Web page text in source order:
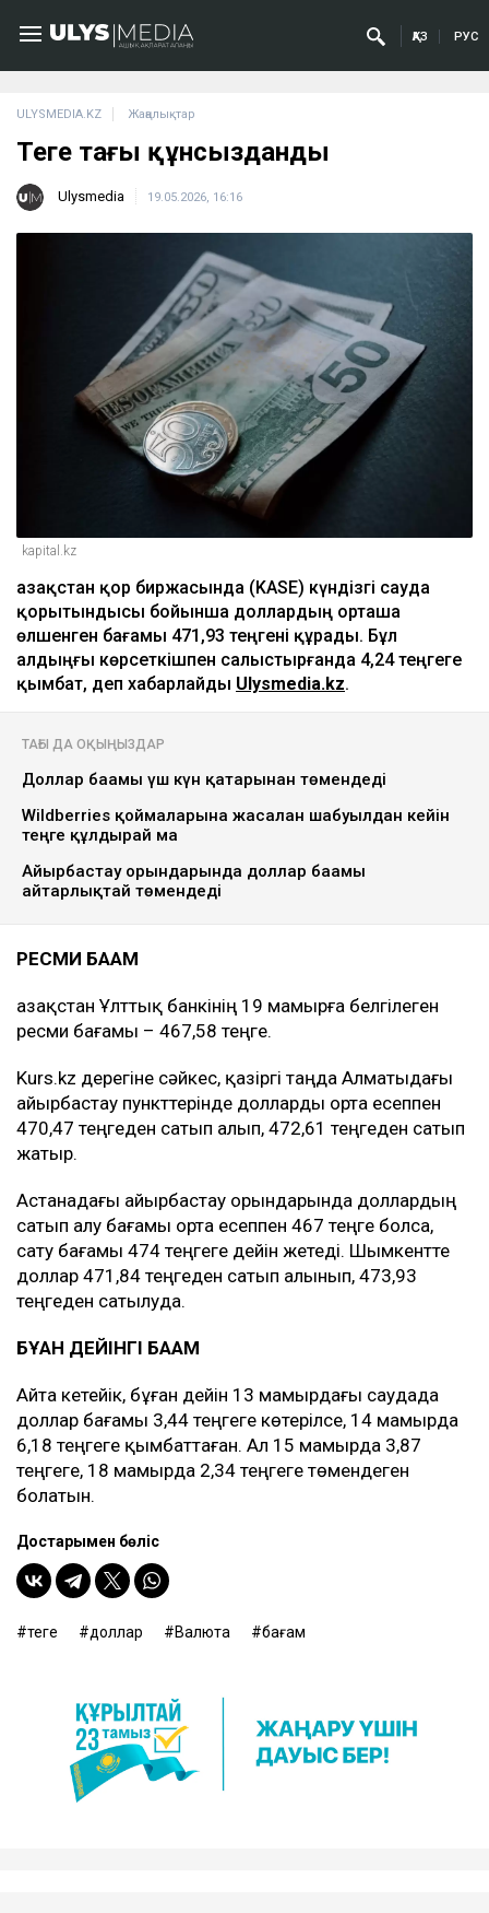
ҚАЗ РУС
ULYSMEDIA.KZ Жаңалықтар
Теңге тағы құнсызданды
Ulysmedia 19.05.2026, 16:16
kapital.kz
Қазақстан қор биржасында (KASE) күндізгі сауда
қорытындысы бойынша доллардың орташа
өлшенген бағамы 471,93 теңгені құрады. Бұл
алдыңғы көрсеткішпен салыстырғанда 4,24 теңгеге
қымбат, деп хабарлайды Ulysmedia.kz.
ТАҒЫ ДА ОҚЫҢЫЗДАР
Доллар бағамы үш күн қатарынан төмендеді
Wildberries қоймаларына жасалған шабуылдан кейін
теңге құлдырай ма
Айырбастау орындарында доллар бағамы
айтарлықтай төмендеді
РЕСМИ БАҒАМ
Қазақстан Ұлттық банкінің 19 мамырға белгілеген
ресми бағамы – 467,58 теңге.
Kurs.kz дерегіне сәйкес, қазіргі таңда Алматыдағы
айырбастау пункттерінде долларды орта есеппен
470,47 теңгеден сатып алып, 472,61 теңгеден сатып
жатыр.
Астанадағы айырбастау орындарында доллардың
сатып алу бағамы орта есеппен 467 теңге болса,
сату бағамы 474 теңгеге дейін жетеді. Шымкентте
доллар 471,84 теңгеден сатып алынып, 473,93
теңгеден сатылуда.
БҰҒАН ДЕЙІНГІ БАҒАМ
Айта кетейік, бұған дейін 13 мамырдағы саудада
доллар бағамы 3,44 теңгеге көтерілсе, 14 мамырда
6,18 теңгеге қымбаттаған. Ал 15 мамырда 3,87
теңгеге, 18 мамырда 2,34 теңгеге төмендеген
болатын.
Достарыңмен бөліс
теңге доллар Валюта бағам